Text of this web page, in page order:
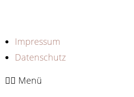
Impressum
Datenschutz
Menü